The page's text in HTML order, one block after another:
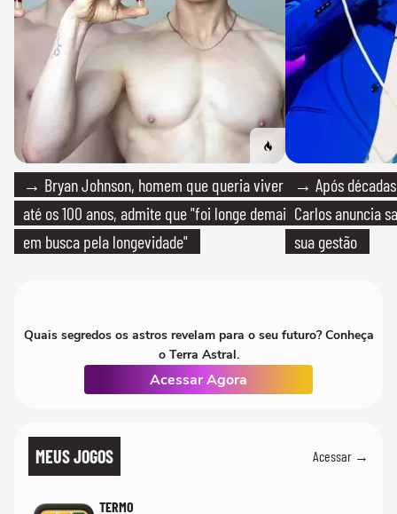
→ Bryan Johnson, homem que queria viver
até os 100 anos, admite que "foi longe demais
em busca pela longevidade"
→ Após
Carlos anuncia
sua gestão
Quais segredos os astros revelam para o seu futuro? Conheça
o Terra Astral.
Acessar Agora
MEUS JOGOS Acessar →
TERMO